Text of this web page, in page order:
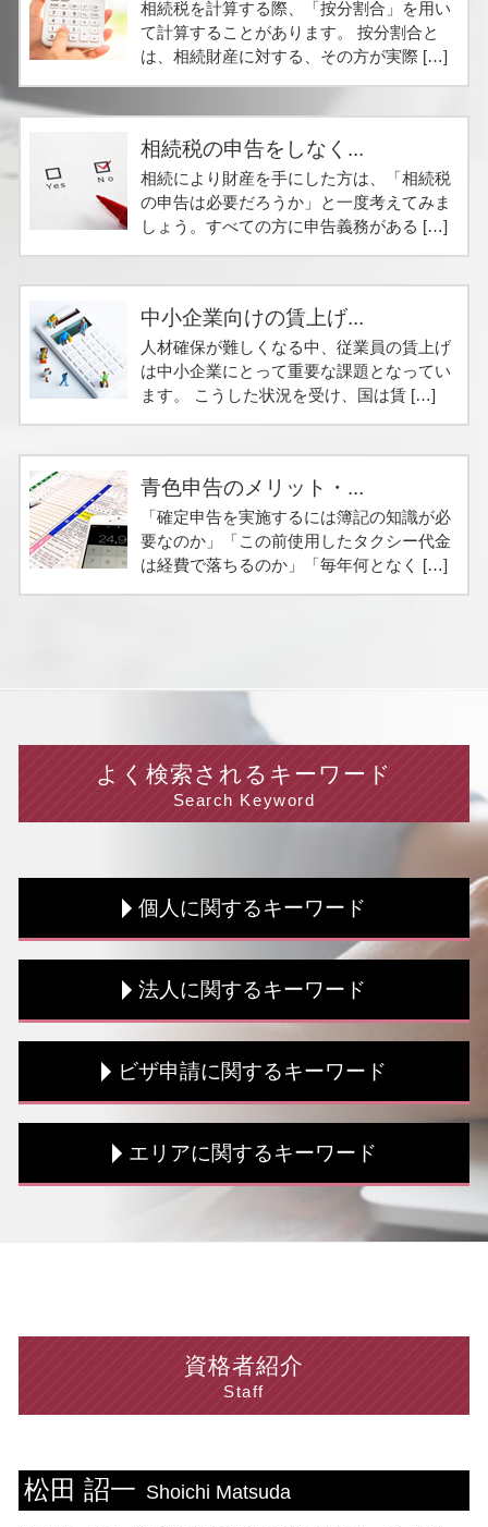
相続税を計算する際、「按分割合」を用い
て計算することがあります。 按分割合と
は、相続財産に対する、その方が実際 […]
相続税の申告をしなく...
相続により財産を手にした方は、「相続税
の申告は必要だろうか」と一度考えてみま
しょう。すべての方に申告義務がある […]
中小企業向けの賃上げ...
人材確保が難しくなる中、従業員の賃上げ
は中小企業にとって重要な課題となってい
ます。 こうした状況を受け、国は賃 […]
青色申告のメリット・...
「確定申告を実施するには簿記の知識が必
要なのか」「この前使用したタクシー代金
は経費で落ちるのか」「毎年何となく […]
よく検索されるキーワード
Search Keyword
個人に関するキーワード
融資 条件
税理士 海外税務
青色申告 メリット デメリット
相続税 期限
税務書類 流れ
融資 事業計画書
確定申告 流れ
節税対策 個人
顧問 税理士
法人に関するキーワード
税務書類 種類
税務書類 必要書類
法人税 支払い方法
決算 必要書類
中小企業投資促進税制 対象
法人税 計算
法人税 流れ
賃上げ促進税制 中小企業
ビザ申請に関するキーワード
資格外活動許可 申請
就労 ビザ 申請
就労 ビザ 種類
育成就労 制度
ビザ申請 専門家 相談
留学ビザ 就労制限
ビザ 申請書
エリアに関するキーワード
海外税務 東京都 相談
法人 台東区 税理士
法人 埼玉県 税理士
海外税務 渋谷区 税理士
個人 新宿区 税理士
資格者紹介
Staff
松田 詔一 Shoichi Matsuda